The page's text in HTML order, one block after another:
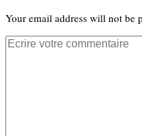
Your email address will not be